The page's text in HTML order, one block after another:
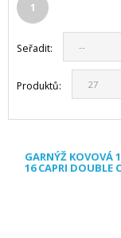
1
Seřadit:
Produktů:
GARNÝŽ KOVOVÁ
16 CAPRI DOUBLE